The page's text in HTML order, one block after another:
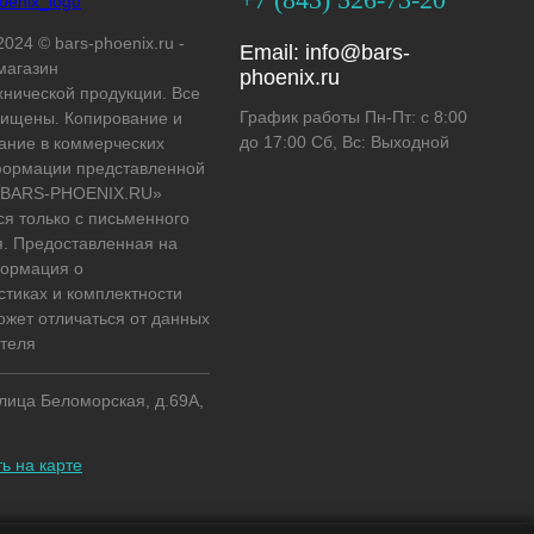
© bars-phoenix.ru -
продукции. Все
Копирование и
в коммерческих
представленной
PHOENIX.RU»
только с письменного
Предоставленная на
о
и комплектности
отличаться от данных
Беломорская, д.69А,
на карте
Email: info@bars-
phoenix.ru
График работы Пн-Пт: с 8:00
до 17:00 Сб, Вс: Выходной